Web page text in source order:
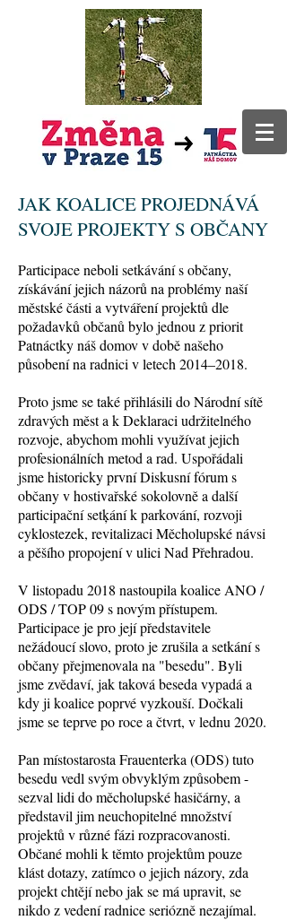
JAK KOALICE PROJEDNÁVÁ
SVOJE PROJEKTY S OBČANY
Participace neboli setkávání s občany,
získávání jejich názorů na problémy naší
městské části a vytváření projektů dle
požadavků občanů bylo jednou z priorit
Patnáctky náš domov v době našeho
působení na radnici v letech 2014–2018.
Proto jsme se také přihlásili do Národní sítě
zdravých měst a k Deklaraci udržitelného
rozvoje, abychom mohli využívat jejich
profesionálních metod a rad. Uspořádali
jsme historicky první Diskusní fórum s
občany v hostivařské sokolovně a další
participační setķání k parkování, rozvoji
cyklostezek, revitalizaci Měcholupské návsi
a pěšího propojení v ulici Nad Přehradou.
V listopadu 2018 nastoupila koalice ANO /
ODS / TOP 09 s novým přístupem.
Participace je pro její představitele
nežádoucí slovo, proto je zrušila a setkání s
občany přejmenovala na "besedu". Byli
jsme zvědaví, jak taková beseda vypadá a
kdy ji koalice poprvé vyzkouší. Dočkali
jsme se teprve po roce a čtvrt, v lednu 2020.
Pan místostarosta Frauenterka (ODS) tuto
besedu vedl svým obvyklým způsobem -
sezval lidi do měcholupské hasičárny, a
představil jim neuchopitelné množství
projektů v různé fázi rozpracovanosti.
Občané mohli k těmto projektům pouze
klást dotazy, zatímco o jejich názory, zda
projekt chtějí nebo jak se má upravit, se
nikdo z vedení radnice seriózně nezajímal.